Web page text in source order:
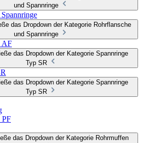
und Spannringe
das Dropdown der Kategorie Rohrflansche
und Spannringe
AF
das Dropdown der Kategorie Spannringe
Typ SR
das Dropdown der Kategorie Spannringe
Typ SR
PF
das Dropdown der Kategorie Rohrmuffen